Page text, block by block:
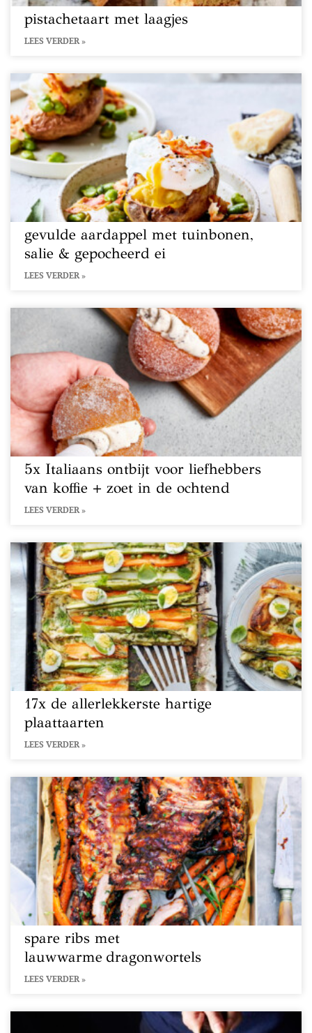
pistachetaart met laagjes
LEES VERDER »
gevulde aardappel met tuinbonen,
salie & gepocheerd ei
LEES VERDER »
5x Italiaans ontbijt voor liefhebbers
van koffie + zoet in de ochtend
LEES VERDER »
17x de allerlekkerste hartige
plaattaarten
LEES VERDER »
spare ribs met
lauwwarme dragonwortels
LEES VERDER »